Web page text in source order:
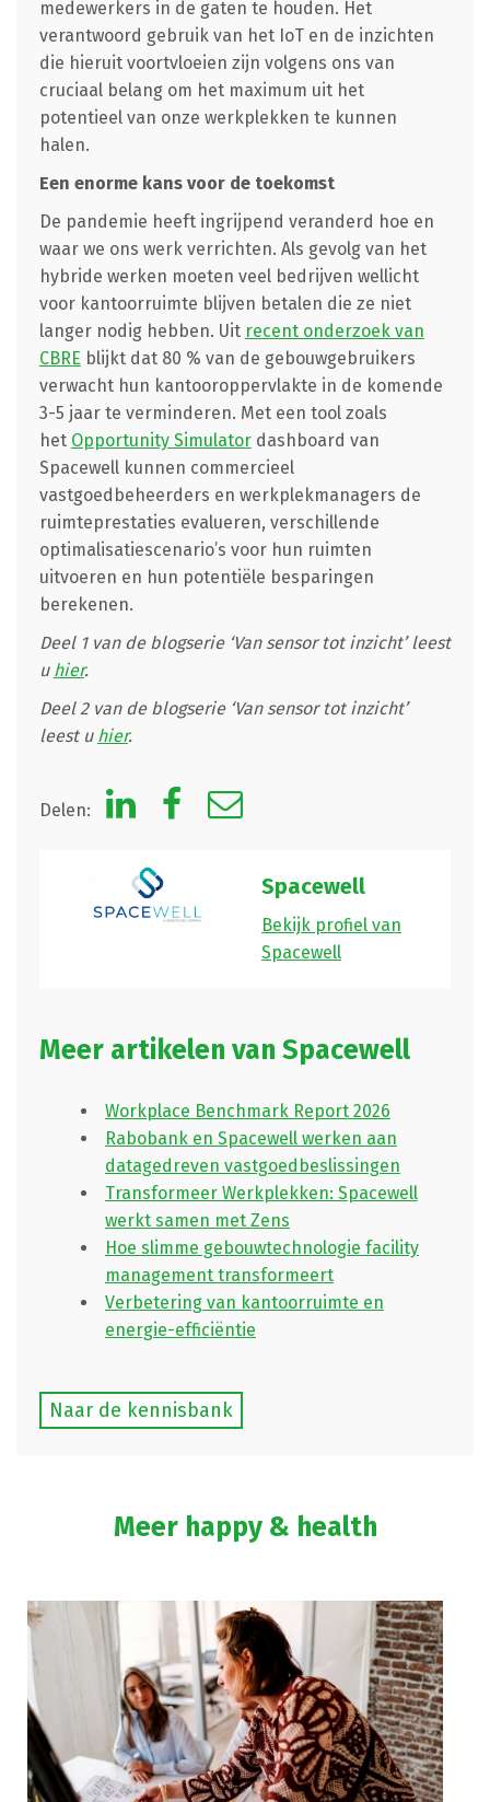
medewerkers in de gaten te houden. Het
verantwoord gebruik van het IoT en de inzichten
die hieruit voortvloeien zijn volgens ons van
cruciaal belang om het maximum uit het
potentieel van onze werkplekken te kunnen
halen.
Een enorme kans voor de toekomst
De pandemie heeft ingrijpend veranderd hoe en
waar we ons werk verrichten. Als gevolg van het
hybride werken moeten veel bedrijven wellicht
voor kantoorruimte blijven betalen die ze niet
langer nodig hebben. Uit recent onderzoek van
CBRE blijkt dat 80 % van de gebouwgebruikers
verwacht hun kantooroppervlakte in de komende
3-5 jaar te verminderen. Met een tool zoals
het Opportunity Simulatordashboard van
Spacewell kunnen commercieel
vastgoedbeheerders en werkplekmanagers de
ruimteprestaties evalueren, verschillende
optimalisatiescenario’s voor hun ruimten
uitvoeren en hun potentiële besparingen
berekenen.
Deel 1 van de blogserie ‘Van sensor tot inzicht’ leest
u hier.
Deel 2 van de blogserie ‘Van sensor tot inzicht’
leest u hier.
Delen:
Spacewell
Bekijk profiel van
Spacewell
Meer artikelen van Spacewell
Workplace Benchmark Report 2026
Rabobank en Spacewell werken aan
datagedreven vastgoedbeslissingen
Transformeer Werkplekken: Spacewell
werkt samen met Zens
Hoe slimme gebouwtechnologie facility
management transformeert
Verbetering van kantoorruimte en
energie-efficiëntie
Naar de kennisbank
Meer happy & health